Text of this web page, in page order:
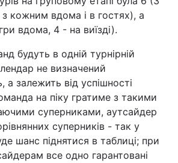
кожним вдома і в гостях), а
вдома, 4 - на виїзді).
будуть в одній турнірній
не визначений
а залежить від успішності
на піку гратиме з такими
суперниками, аутсайдер
суперників - так у
шанс піднятися в таблиці; при
все одно гарантовані